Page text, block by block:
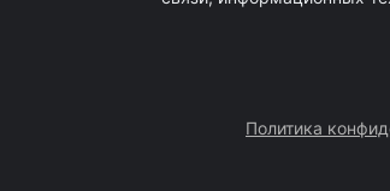
Политика